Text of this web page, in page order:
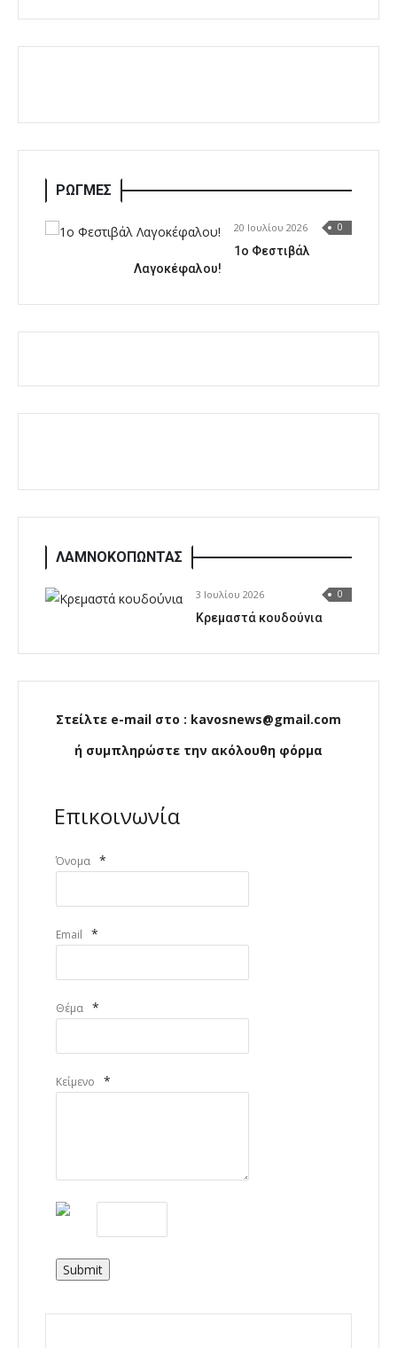
ΡΩΓΜΕΣ
20 Ιουλίου 2026 0
1o Φεστιβάλ
Λαγοκέφαλου!
ΛΑΜΝΟΚΟΠΩΝΤΑΣ
3 Ιουλίου 2026 0
Κρεμαστά κουδούνια
Στείλτε e-mail στο : kavosnews@gmail.com
ή συμπληρώστε την ακόλουθη φόρμα
Επικοινωνία
Όνομα *
Email *
Θέμα *
Κείμενο *
Submit